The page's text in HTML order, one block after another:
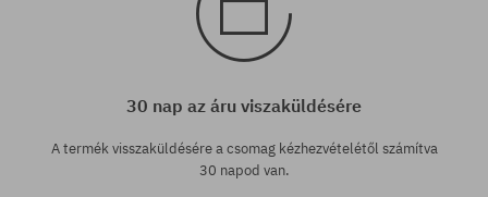
30 nap az áru viszaküldésére
A termék visszaküldésére a csomag kézhezvételétől számítva
30 napod van.